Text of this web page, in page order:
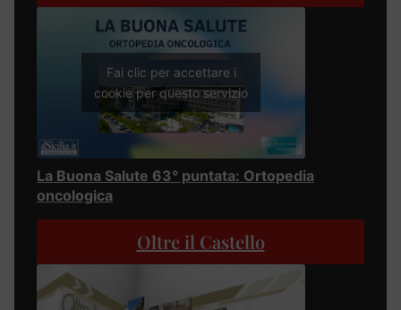
Fai clic per accettare i
cookie per questo servizio
La Buona Salute 63° puntata: Ortopedia
oncologica
Oltre il Castello